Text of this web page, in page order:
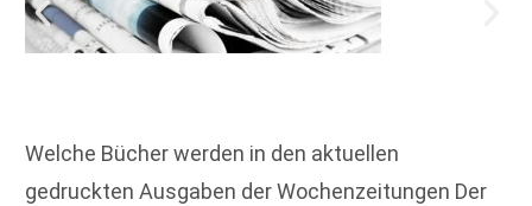
Welche Bücher werden in den aktuellen
gedruckten Ausgaben der Wochenzeitungen Der